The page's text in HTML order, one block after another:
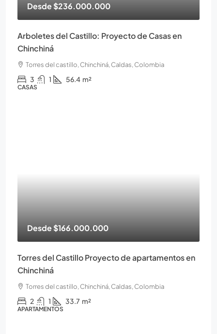
Desde$236.000.000
Arboletes del Castillo: Proyecto de Casas en
Chinchiná
Torres del castillo, Chinchiná, Caldas, Colombia
3 1 56.4 m²
CASAS
Desde$166.000.000
Torres del Castillo Proyecto de apartamentos en
Chinchiná
Torres del castillo, Chinchiná, Caldas, Colombia
2 1 33.7 m²
APARTAMENTOS